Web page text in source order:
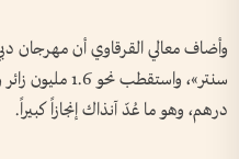
وأضاف معالي القرقاوي أن مهرجان
سنتر»،
درهم، وهو ما عُدّ آنذاك إنجازاً كبيراً.